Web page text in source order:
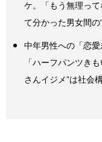
ケ。「もう無理っ
て分かった男女間の
中年男性への「恋愛
「ハーフパンツき
さんイジメ”は社会